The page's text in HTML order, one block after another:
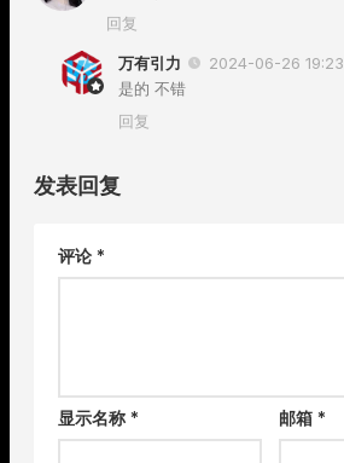
回复
万有引力
2024-06-26 19:23
是的 不错
回复
发表回复
评论 *
显示名称 * 邮箱*